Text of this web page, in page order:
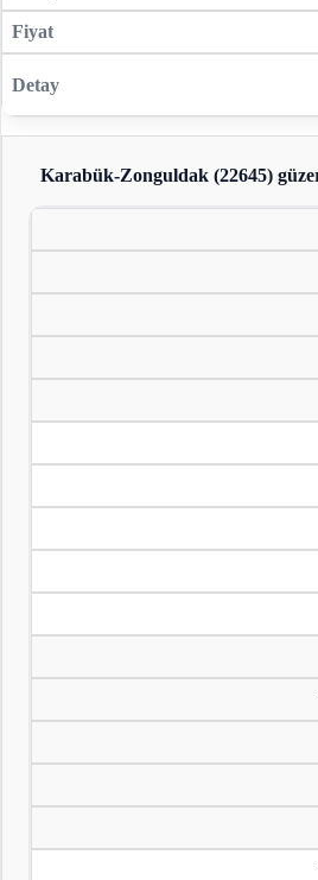
Karabük-Zonguldak (22645)